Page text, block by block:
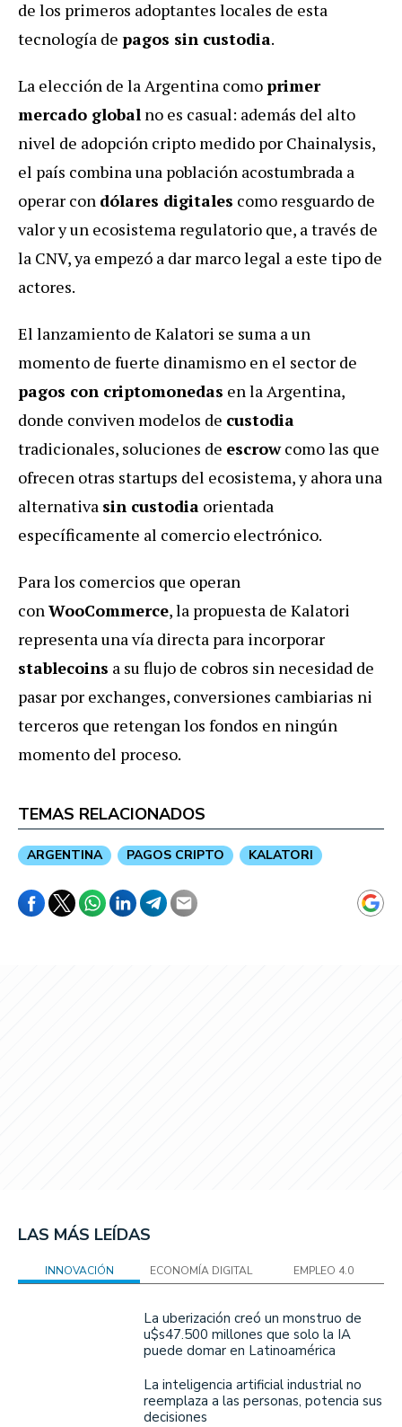
de los primeros adoptantes locales de esta
tecnología de pagos sin custodia.
La elección de la Argentina comoprimer
mercado global no es casual: además del alto
nivel de adopción cripto medido por Chainalysis,
el país combina una población acostumbrada a
operar con dólares digitales como resguardo de
valor y un ecosistema regulatorio que, a través de
la CNV, ya empezó a dar marco legal a este tipo de
actores.
El lanzamiento de Kalatori se suma a un
momento de fuerte dinamismo en el sector de
pagos con criptomonedas en la Argentina,
donde conviven modelos de custodia
tradicionales, soluciones de escrowcomo las que
ofrecen otras startups del ecosistema, y ahora una
alternativa sin custodia orientada
específicamente al comercio electrónico.
Para los comercios que operan
conWooCommerce, la propuesta de Kalatori
representa una vía directa para incorporar
stablecoins a su flujo de cobros sin necesidad de
pasar por exchanges, conversiones cambiarias ni
terceros que retengan los fondos en ningún
momento del proceso.
TEMAS RELACIONADOS
ARGENTINA PAGOS CRIPTO KALATORI
LAS MÁS LEÍDAS
INNOVACIÓN ECONOMÍA DIGITAL EMPLEO 4.0
La uberización creó un monstruo de
u$s47.500 millones que solo la IA
puede domar en Latinoamérica
La inteligencia artificial industrial no
reemplaza a las personas, potencia sus
decisiones